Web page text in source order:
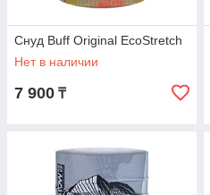
Снуд Buff Original EcoStretch
Нет в наличии
7 900 ₸